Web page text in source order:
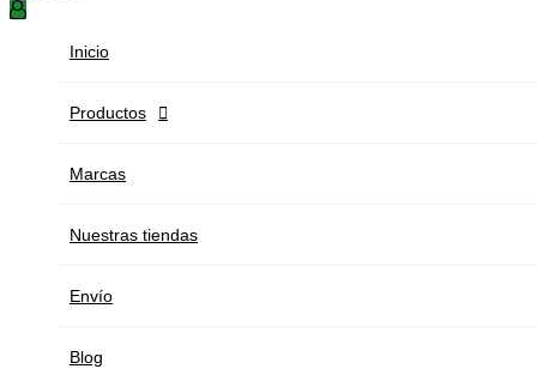
Inicio
Productos 
Marcas
Nuestras tiendas
Envío
Blog